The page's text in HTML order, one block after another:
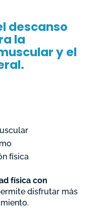
descanso
la
y el
física
física con
disfrutar más